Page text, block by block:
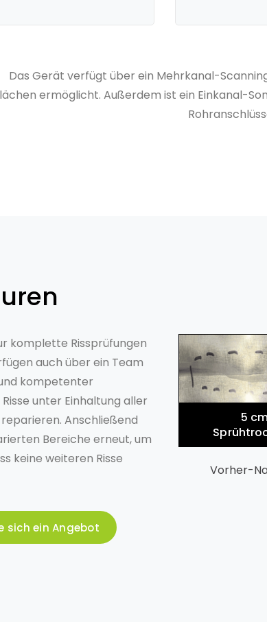
Das Gerät verfügt über ein Mehrkanal-
ermöglicht. Außerdem ist ein Einkanal-
komplette Rissprüfungen
auch über ein Team
kompetenter
unter Einhaltung aller
Anschließend
Bereiche erneut, um
keine weiteren Risse
sich ein Angebot
5
Vorher-